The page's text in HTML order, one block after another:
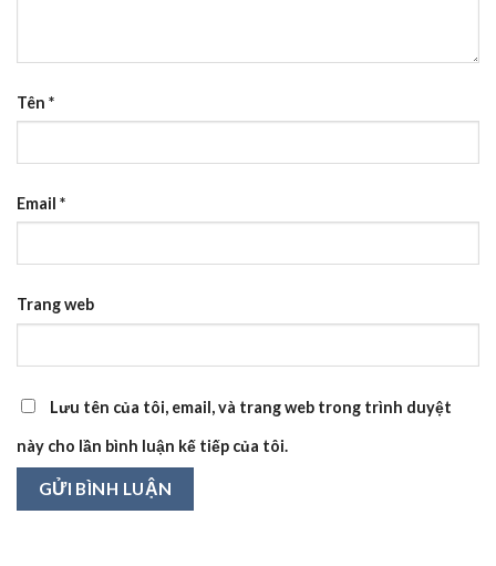
Tên *
Email *
Trang web
Lưu tên của tôi, email, và trang web trong trình duyệt
này cho lần bình luận kế tiếp của tôi.